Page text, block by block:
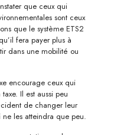
que ceux qui
sont ceux
que le système ETS2
fera payer plus à
dans une mobilité ou
encourage ceux qui
Il est aussi peu
de changer leur
ne les atteindra que peu.